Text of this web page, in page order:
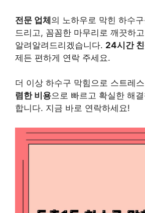
전문 업체의 노하우로 막힌 하수
드리고, 꼼꼼한 마무리로 깨끗하
알려알려드리겠습니다. 24시간
제든 편하게 연락 주세요.
더 이상 하수구 막힘으로 스트레
렴한 비용으로 빠르고 확실한 해
합니다. 지금 바로 연락하세요!